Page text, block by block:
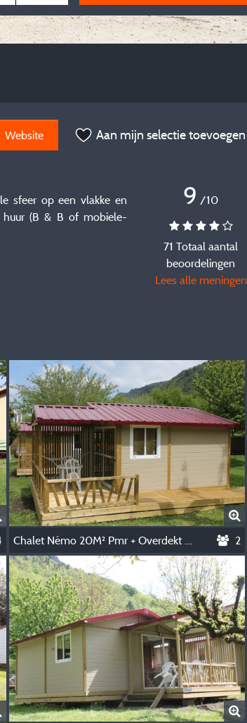
Website Aan mijn selectie toevoegen
sfeer op een vlakke en
huur (B & B of mobiele-
9 /10
71 Totaal aantal
beoordelingen
Lees alle meningen
Chalet Némo 20M² Pmr + Overdekt Terras 8M² 2